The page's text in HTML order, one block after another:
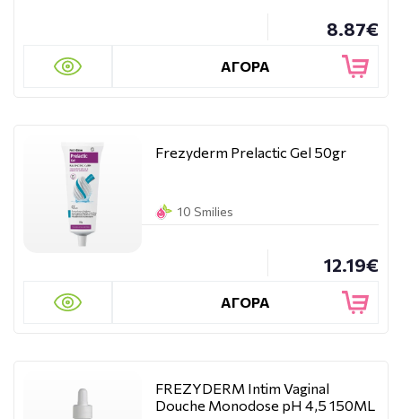
8.87€
ΑΓΟΡΑ
Frezyderm Prelactic Gel 50gr
10 Smilies
12.19€
ΑΓΟΡΑ
FREZYDERM Intim Vaginal
Douche Monodose pH 4,5 150ML